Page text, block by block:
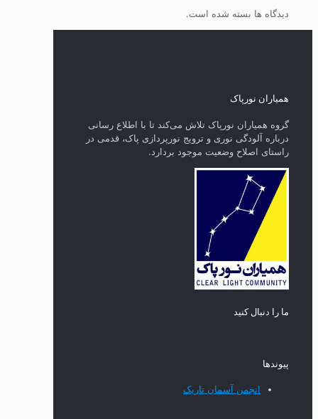
دیدگاه ها بسته شده است.
همیاران نورپاک
گروه همیاران نورپاک تلاش می‌کند تا با اطلاع رسانی
درباره آلودگی نوری و ترویج نورپردازی پاک، قدمی در
راستای‌ اصلاح وضعیت موجود بردارد.
ما را دنبال کنید
پیوند‌ها
انجمن آسمان تاریک